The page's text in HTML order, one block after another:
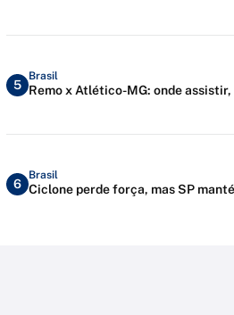
5
Brasil
Remo x Atlético-MG: onde
6
Brasil
Ciclone perde força, mas SP